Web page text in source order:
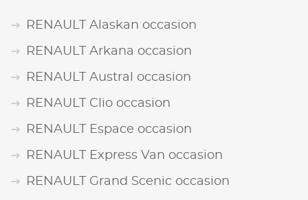
RENAULT Alaskan occasion
RENAULT Arkana occasion
RENAULT Austral occasion
RENAULT Clio occasion
RENAULT Espace occasion
RENAULT Express Van occasion
RENAULT Grand Scenic occasion